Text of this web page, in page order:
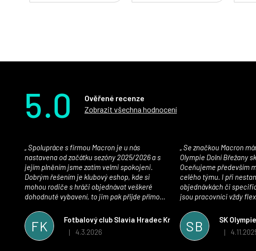
5.0
Ověřené recenze
Zobrazit všechna hodnocení
FK
Fotbalový club Slavia Hradec Králové z.s.
Hodnocení obchodu je 5 z 5 hvězdiček.
| 4.3.2026
nastavena od začátku sezóny 2025/2026 a s
jejím plněním jsme zatím velmi spokojeni.
Dobrým řešením je klubový eshop, kde si
mohou rodiče s hráči objednávat veškeré
dohodnuté vybavení, to jim pak přijde přímo
oblečením jsme spokojeni, stejně tak s
komunikací a snahou řešit všechny záležitosti
velmi rychle a ke spokojenosti obou stran.
SB
SK
|
Olympie Dolní Břežany
Oceňujeme především
celého týmu. I při
objednávkách či
jsou pracovníci vždy
vynikající a plně
sportovního klubu!